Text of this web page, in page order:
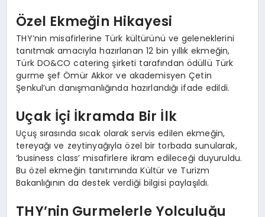
Özel Ekmeğin Hikayesi
THY’nin misafirlerine Türk kültürünü ve geleneklerini
tanıtmak amacıyla hazırlanan 12 bin yıllık ekmeğin,
Türk DO&CO catering şirketi tarafından ödüllü Türk
gurme şef Ömür Akkor ve akademisyen Çetin
Şenkul’un danışmanlığında hazırlandığı ifade edildi.
Uçak İçi İkramda Bir İlk
Uçuş sırasında sıcak olarak servis edilen ekmeğin,
tereyağı ve zeytinyağıyla özel bir torbada sunularak,
‘business class’ misafirlere ikram edileceği duyuruldu.
Bu özel ekmeğin tanıtımında Kültür ve Turizm
Bakanlığının da destek verdiği bilgisi paylaşıldı.
THY’nin Gurmelerle Yolculuğu